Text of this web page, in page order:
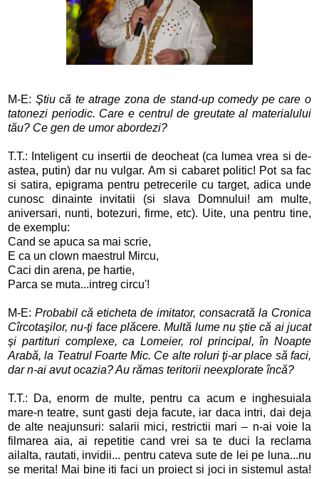
M-E: Ştiu că te atrage zona de stand-up comedy pe care o
tatonezi periodic. Care e centrul de greutate al materialului
tău? Ce gen de umor abordezi?
T.T.: Inteligent cu insertii de deocheat (ca lumea vrea si de-
astea, putin) dar nu vulgar. Am si cabaret politic! Pot sa fac
si satira, epigrama pentru petrecerile cu target, adica unde
cunosc dinainte invitatii (si slava Domnului! am multe,
aniversari, nunti, botezuri, firme, etc). Uite, una pentru tine,
de exemplu:
Cand se apuca sa mai scrie,
E ca un clown maestrul Mircu,
Caci din arena, pe hartie,
Parca se muta...intreg circu'!
M-E: Probabil că eticheta de imitator, consacrată la Cronica
Cîrcotaşilor, nu-ţi face plăcere. Multă lume nu ştie că ai jucat
şi partituri complexe, ca Lomeier, rol principal, în Noapte
Arabă, la Teatrul Foarte Mic. Ce alte roluri ţi-ar place să faci,
dar n-ai avut ocazia? Au rămas teritorii neexplorate încă?
T.T.: Da, enorm de multe, pentru ca acum e inghesuiala
mare-n teatre, sunt gasti deja facute, iar daca intri, dai deja
de alte neajunsuri: salarii mici, restrictii mari – n-ai voie la
filmarea aia, ai repetitie cand vrei sa te duci la reclama
ailalta, rautati, invidii... pentru cateva sute de lei pe luna...nu
se merita! Mai bine iti faci un proiect si joci in sistemul asta!